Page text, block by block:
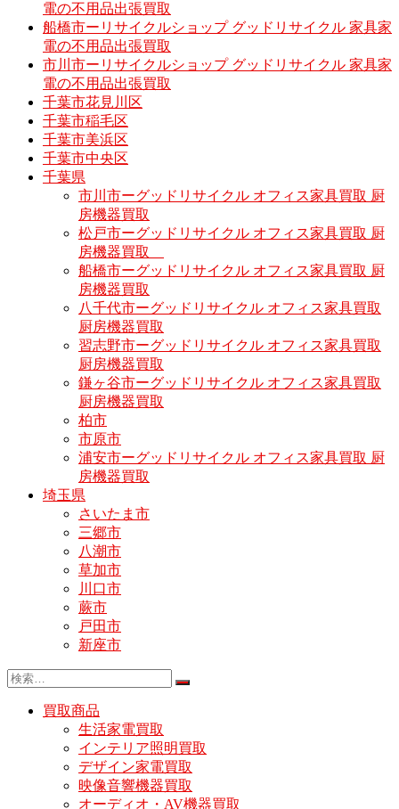
電の不用品出張買取
船橋市ーリサイクルショップ グッドリサイクル 家具家
電の不用品出張買取
市川市ーリサイクルショップ グッドリサイクル 家具家
電の不用品出張買取
千葉市花見川区
千葉市稲毛区
千葉市美浜区
千葉市中央区
千葉県
市川市ーグッドリサイクル オフィス家具買取 厨
房機器買取
松戸市ーグッドリサイクル オフィス家具買取 厨
房機器買取
船橋市ーグッドリサイクル オフィス家具買取 厨
房機器買取
八千代市ーグッドリサイクル オフィス家具買取
厨房機器買取
習志野市ーグッドリサイクル オフィス家具買取
厨房機器買取
鎌ヶ谷市ーグッドリサイクル オフィス家具買取
厨房機器買取
柏市
市原市
浦安市ーグッドリサイクル オフィス家具買取 厨
房機器買取
埼玉県
さいたま市
三郷市
八潮市
草加市
川口市
蕨市
戸田市
新座市
買取商品
生活家電買取
インテリア照明買取
デザイン家電買取
映像音響機器買取
オーディオ・AV機器買取